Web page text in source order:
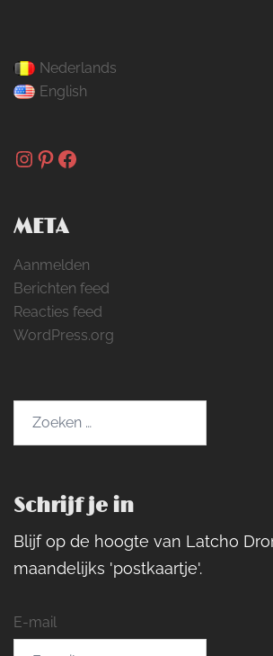
Nederlands
English
Instagram
Pinterest
Facebook
META
Aanmelden
Berichten feed
Reacties feed
WordPress.org
Schrijf je in
Blijf op de hoogte van Latcho
maandelijks 'postkaartje'.
E-mail